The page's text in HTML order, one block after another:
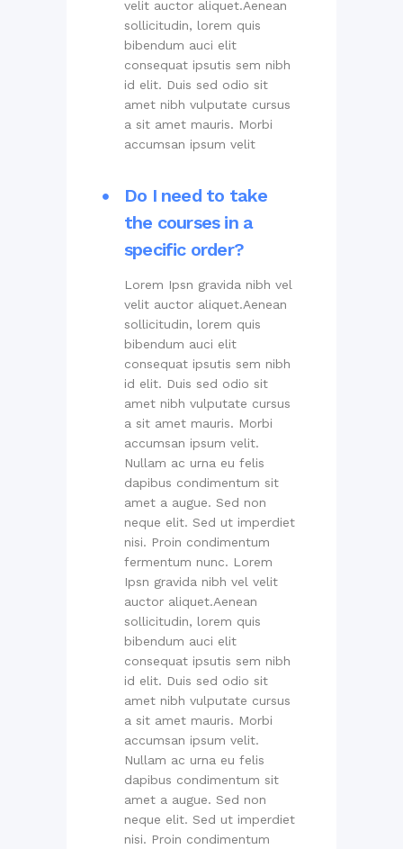
velit auctor aliquet.Aenean
sollicitudin, lorem quis
bibendum auci elit
consequat ipsutis sem nibh
id elit. Duis sed odio sit
amet nibh vulputate cursus
a sit amet mauris. Morbi
accumsan ipsum velit
Do I need to take
the courses in a
specific order?
Lorem Ipsn gravida nibh vel
velit auctor aliquet.Aenean
sollicitudin, lorem quis
bibendum auci elit
consequat ipsutis sem nibh
id elit. Duis sed odio sit
amet nibh vulputate cursus
a sit amet mauris. Morbi
accumsan ipsum velit.
Nullam ac urna eu felis
dapibus condimentum sit
amet a augue. Sed non
neque elit. Sed ut imperdiet
nisi. Proin condimentum
fermentum nunc. Lorem
Ipsn gravida nibh vel velit
auctor aliquet.Aenean
sollicitudin, lorem quis
bibendum auci elit
consequat ipsutis sem nibh
id elit. Duis sed odio sit
amet nibh vulputate cursus
a sit amet mauris. Morbi
accumsan ipsum velit.
Nullam ac urna eu felis
dapibus condimentum sit
amet a augue. Sed non
neque elit. Sed ut imperdiet
nisi. Proin condimentum